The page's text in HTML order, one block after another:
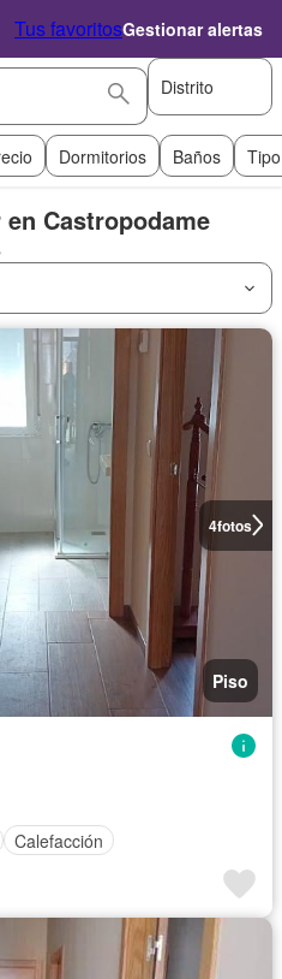
Tus favoritosGestionar alertas
Distrito
Dormitorios Baños
Castropodame
4fotos
Piso
Calefacción